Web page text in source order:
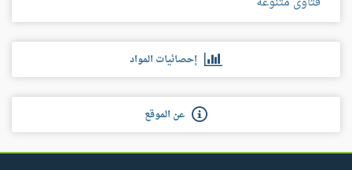
إحصائيات المواد
عن الموقع